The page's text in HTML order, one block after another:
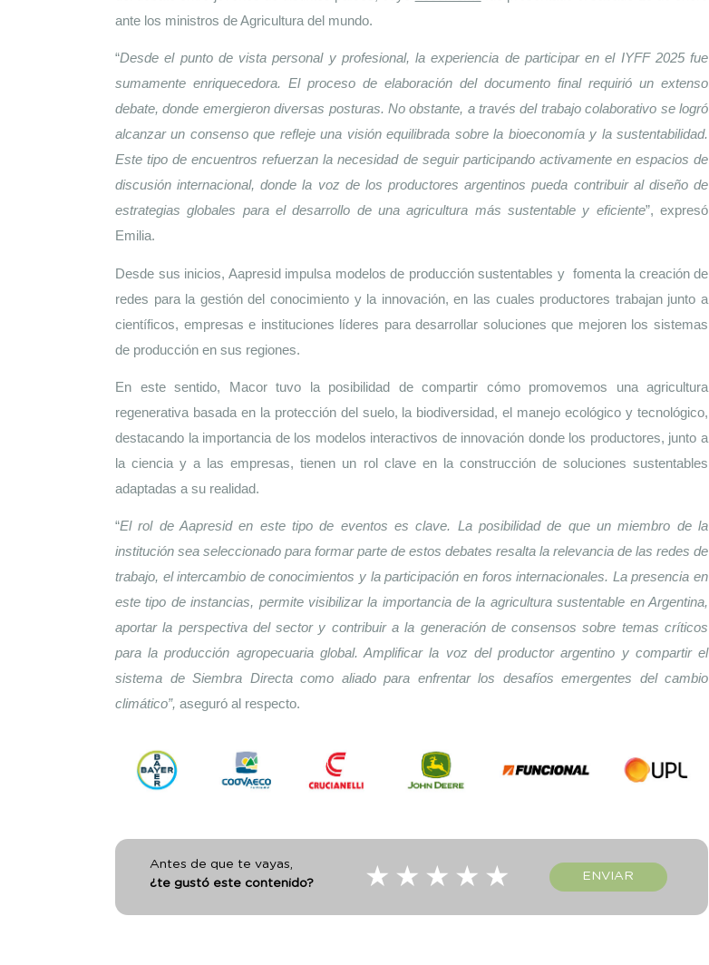
ante los ministros de Agricultura del mundo.
“Desde el punto de vista personal y profesional, la experiencia de participar en el IYFF 2025 fue
sumamente enriquecedora. El proceso de elaboración del documento final requirió un extenso
debate, donde emergieron diversas posturas. No obstante, a través del trabajo colaborativo se logró
alcanzar un consenso que refleje una visión equilibrada sobre la bioeconomía y la sustentabilidad.
Este tipo de encuentros refuerzan la necesidad de seguir participando activamente en espacios de
discusión internacional, donde la voz de los productores argentinos pueda contribuir al diseño de
estrategias globales para el desarrollo de una agricultura más sustentable y eficiente”, expresó
Emilia.
Desde sus inicios, Aapresid impulsa modelos de producción sustentables y  fomenta la creación de
redes para la gestión del conocimiento y la innovación, en las cuales productores trabajan junto a
científicos, empresas e instituciones líderes para desarrollar soluciones que mejoren los sistemas
de producción en sus regiones.
En este sentido, Macor tuvo la posibilidad de compartir cómo promovemos una agricultura
regenerativa basada en la protección del suelo, la biodiversidad, el manejo ecológico y tecnológico,
destacando la importancia de los modelos interactivos de innovación donde los productores, junto a
la ciencia y a las empresas, tienen un rol clave en la construcción de soluciones sustentables
adaptadas a su realidad.
“El rol de Aapresid en este tipo de eventos es clave. La posibilidad de que un miembro de la
institución sea seleccionado para formar parte de estos debates resalta la relevancia de las redes de
trabajo, el intercambio de conocimientos y la participación en foros internacionales. La presencia en
este tipo de instancias, permite visibilizar la importancia de la agricultura sustentable en Argentina,
aportar la perspectiva del sector y contribuir a la generación de consensos sobre temas críticos
para la producción agropecuaria global. Amplificar la voz del productor argentino y compartir el
sistema de Siembra Directa como aliado para enfrentar los desafíos emergentes del cambio
climático”, aseguró al respecto.
Antes de que te vayas,
¿te gustó este contenido?
★
★
★
★
★ ENVIAR